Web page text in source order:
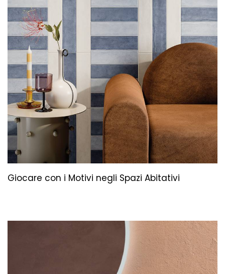
Giocare con i Motivi negli Spazi Abitativi